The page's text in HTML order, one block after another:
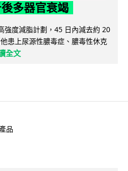
多器官衰竭
強度減脂計劃，45 日內減去約 20
患上尿源性膿毒症、膿毒性休克
全文
品